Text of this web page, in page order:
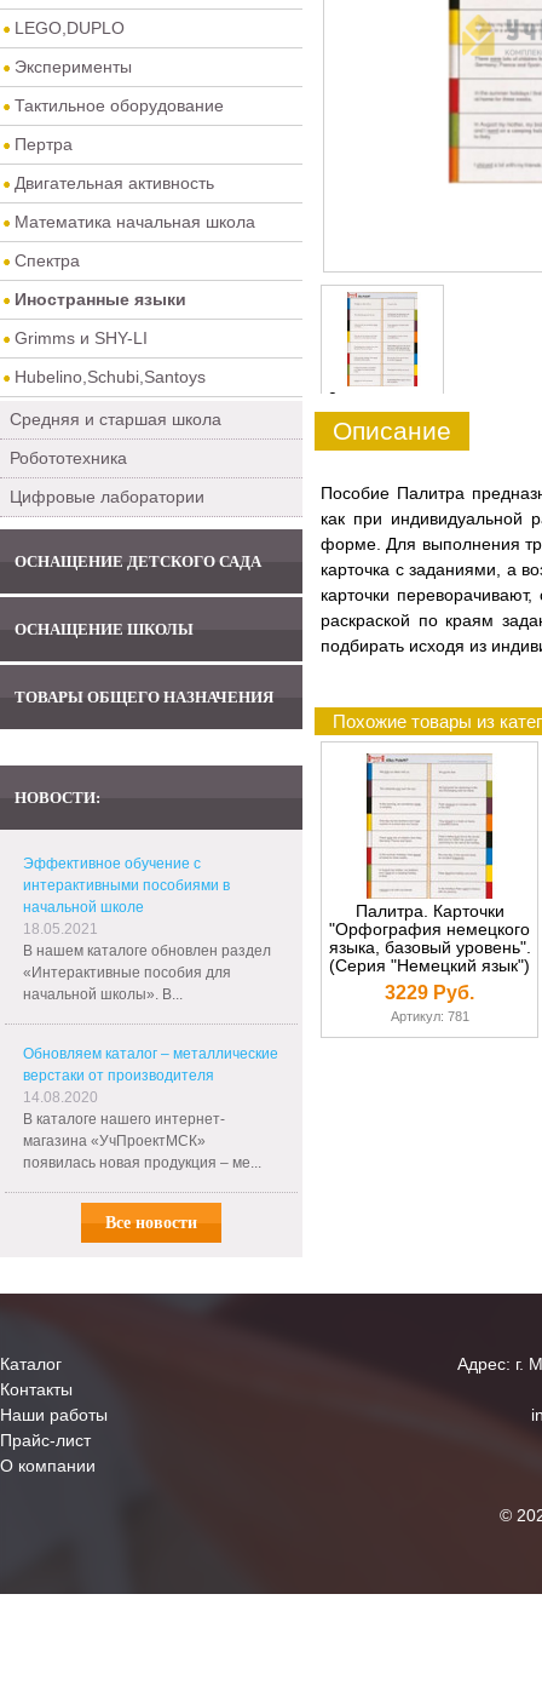
LEGO,DUPLO
Эксперименты
Тактильное оборудование
Пертра
Двигательная активность
Математика начальная школа
Спектра
Иностранные языки
Grimms и SHY-LI
Hubelino,Schubi,Santoys
Средняя и старшая школа
Робототехника
Цифровые лаборатории
ОСНАЩЕНИЕ ДЕТСКОГО САДА
ОСНАЩЕНИЕ ШКОЛЫ
ТОВАРЫ ОБЩЕГО НАЗНАЧЕНИЯ
НОВОСТИ:
Эффективное обучение с
интерактивными пособиями в
начальной школе
18.05.2021
В нашем каталоге обновлен раздел
«Интерактивные пособия для
начальной школы». В...
Обновляем каталог – металлические
верстаки от производителя
14.08.2020
В каталоге нашего интернет-
магазина «УчПроектМСК»
появилась новая продукция – ме...
Все новости
0
Описание
Пособие Палитра
как при индивидуальной
форме. Для выполнения
карточка с заданиями, а
карточки
раскраской по краям
подбирать исходя из
Похожие товары из
Палитра. Карточки
"Орфография немецкого
языка, базовый уровень".
(Серия "Немецкий язык")
3229 Руб.
Артикул: 781
Каталог
Контакты
Наши работы
Прайс-лист
О компании
Адрес: г.
©